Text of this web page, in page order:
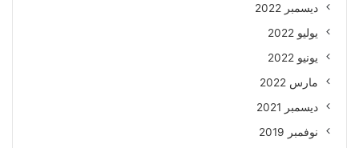
ديسمبر 2022
يوليو 2022
يونيو 2022
مارس 2022
ديسمبر 2021
نوفمبر 2019